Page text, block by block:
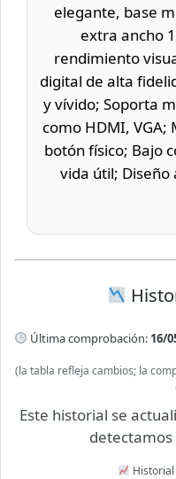
elegante, base
extra ancho
rendimiento
digital de alta
y vívido; Soporta
como HDMI,
botón físico; Bajo
vida útil; Diseño
Última comprobación: 16/
(la tabla refleja cambios; la
Este historial se